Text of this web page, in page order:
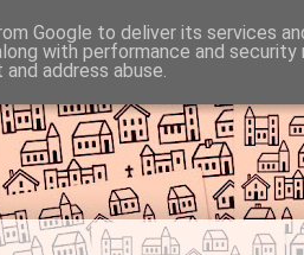
Baznīca
Par mums
Noderīgi
Informācija
Google to deliver its services
with performance and
address abuse.